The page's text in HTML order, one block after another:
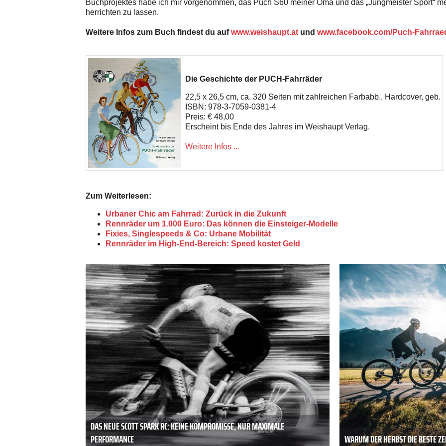
Buchprojektes habe ich mir vorgenommen, das Puch S60 meiner Oma und das „Jungmeister Sport“
herrichten zu lassen.
Weitere Infos zum Buch findest du aufwww.weishaupt.at und www.facebook.com/Puch-
Die Geschichte der PUCH-Fahrräder
22,5 x 26,5 cm, ca. 320 Seiten mit zahlreichen Farbabb., Hardcover, geb.
ISBN: 978-3-7059-0381-4
Preis: € 48,00
Erscheint bis Ende des Jahres im Weishaupt Verlag.
Weitere Infos ...
Zum Weiterlesen:
Urbaner Chic am Fahrrad: Zurück in die Zukunft
Rennräder um 1.000 Euro: Das können die Einsteiger-Modelle
Fixies, Singlespeeds & Co: Urbane Mobilität
Rennräder im High-End-Bereich: Speed kostet Geld
DAS NEUE SCOTT SPARK RC: KEINE KOMPROMISSE, NUR MAXIMALE
PERFORMANCE
WARUM DER HERBST DIE BESTE